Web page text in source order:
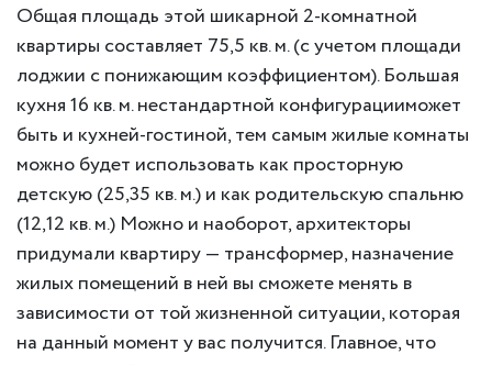
Общая площадь этой шикарной 2-комнатной
квартиры составляет 75,5 кв. м. (с учетом площади
лоджии с понижающим коэффициентом). Большая
кухня 16 кв. м. нестандартной конфигурацииможет
быть и кухней-гостиной, тем самым жилые комнаты
можно будет использовать как просторную
детскую (25,35 кв. м.) и как родительскую спальню
(12,12 кв. м.) Можно и наоборот, архитекторы
придумали квартиру — трансформер, назначение
жилых помещений в ней вы сможете менять в
зависимости от той жизненной ситуации, которая
на данный момент у вас получится. Главное, что